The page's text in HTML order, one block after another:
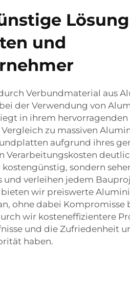
und
Verbundmaterial aus
der Verwendung von
in ihrem hervorragenden
Vergleich zu massiven
aufgrund ihres
Verarbeitungskosten
sondern
und verleihen jedem
bieten wir preiswerte
ohne dabei Kompromisse
wir kosteneffizientere
und die Zufriedenheit
haben.